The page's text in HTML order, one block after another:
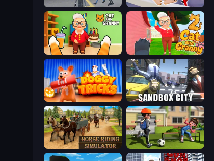
Amazing Crime Strange Stickman
Cat and Granny Cat and Granny 2
Doggy Tricks Sandbox City
Horse Riding Simulator The Prank King